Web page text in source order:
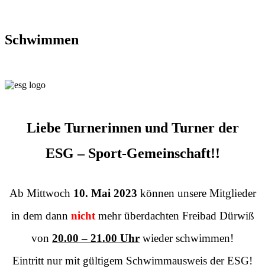
Schwimmen
Liebe Turnerinnen und Turner der
ESG – Sport-Gemeinschaft!!
Ab Mittwoch 10. Mai 2023 können unsere Mitglieder
in dem dann nichtmehr überdachten Freibad Dürwiß
von 20.00 – 21.00 Uhr wieder schwimmen!
Eintritt nur mit gültigem Schwimmausweis der ESG!